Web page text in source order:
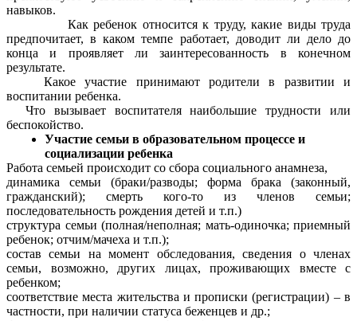
навыков.
Как ребенок относится к труду, какие виды труда
предпочитает, в каком темпе работает, доводит ли дело до
конца и проявляет ли заинтересованность в конечном
результате.
Какое участие принимают родители в развитии и
воспитании ребенка.
Что вызывает воспитателя наибольшие трудности или
беспокойство.
Участие семьи в образовательном процессе и
социализации ребенка
Работа семьей происходит со сбора социального анамнеза,
динамика семьи (браки/разводы; форма брака (законный,
гражданский); смерть кого-то из членов семьи;
последовательность рождения детей и т.п.)
структура семьи (полная/неполная; мать-одиночка; приемный
ребенок; отчим/мачеха и т.п.);
состав семьи на момент обследования, сведения о членах
семьи, возможно, других лицах, проживающих вместе с
ребенком;
соответствие места жительства и прописки (регистрации) – в
частности, при наличии статуса беженцев и др.;